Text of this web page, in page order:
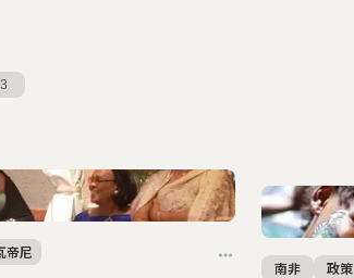
3
帝尼
南非 政策